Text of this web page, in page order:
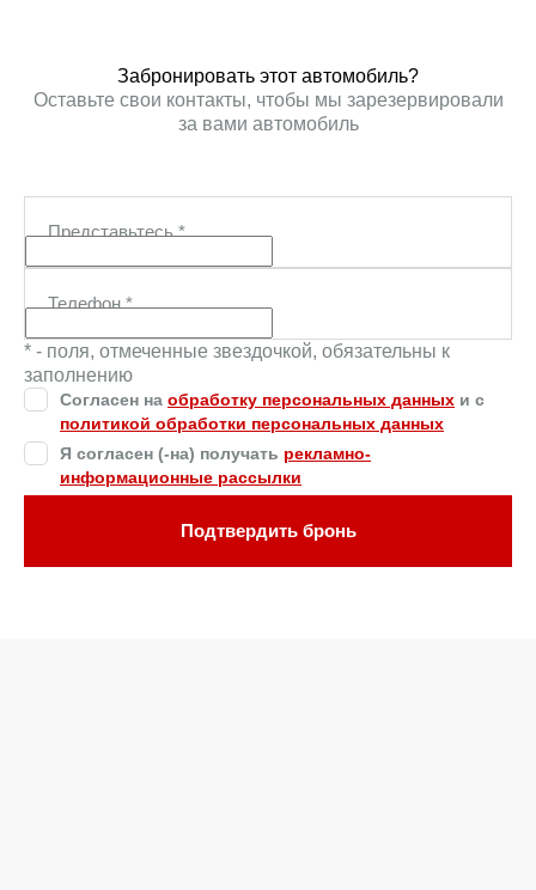
Забронировать этот автомобиль?
Оставьте свои контакты, чтобы мы зарезервировали
за вами автомобиль
Представьтесь*
Телефон*
* - поля, отмеченные звездочкой, обязательны к
заполнению
Согласен на обработку персональных данных и c
политикой обработки персональных данных
Я согласен (-на) получать рекламно-
информационные рассылки
Подтвердить бронь